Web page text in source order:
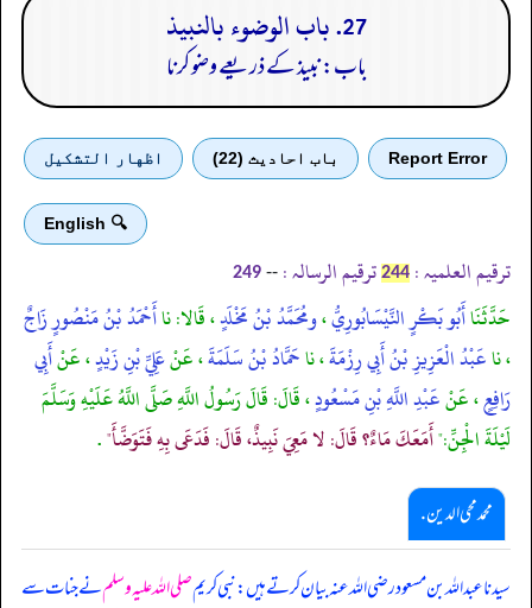
27. باب الوضوء بالنبيذ
باب: نبیذ کے ذریعے وضو کرنا
Report Error باب احادیث (22) اظهار التشكيل
🔍 English
ترقیم العلمیہ : 244 ترقیم الرسالہ : --
249
حَدَّثَنَاأَبُو بَكْرٍ النَّيْسَابُورِيُّ،ومُحَمَّدُ بْنُ مَخْلَدٍ، قَالا: ناأَحْمَدُ بْنُ مَنْصُورٍ زَاجٌ
، ناعَبْدُ الْعَزِيزِ بْنُ أَبِي رِزْمَةَ، ناحَمَّادُ بْنُ سَلَمَةَ، عَنْعَلِيِّ بْنِ زَيْدٍ، عَنْأَبِي
رَافِعٍ، عَنْعَبْدِ اللَّهِ بْنِ مَسْعُودٍ، قَالَ: قَالَ رَسُولُ اللَّهِ صَلَّى اللَّهُ عَلَيْهِ وَسَلَّمَ
لَيْلَةَ الْجِنِّ:"أَمَعَكَ مَاءٌ؟ قَالَ: لا مَعِيَ نَبِيذٌ، قَالَ: فَدَعَى بِهِ فَتَوَضَّأَ".
محمد محی الدین .
سیدنا عبداللہ بن مسعود رضی اللہ عنہ بیان کرتے ہیں: نبی کریمصلی اللہ علیہ وسلمنے جنات سے